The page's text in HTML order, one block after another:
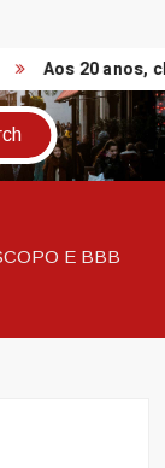
Aos 20 anos,
E BBB